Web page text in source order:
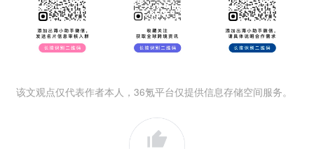
该文观点仅代表作者本人，36氪平台仅提供信息存储空间服务。